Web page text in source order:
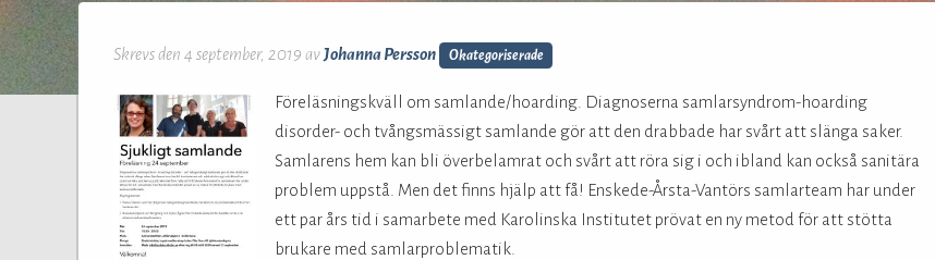
Skrevs den 4 september, 2019 avJohanna Persson Okategoriserade
Föreläsningskväll om samlande/hoarding. Diagnoserna samlarsyndrom-hoarding
disorder- och tvångsmässigt samlande gör att den drabbade har svårt att slänga saker.
Samlarens hem kan bli överbelamrat och svårt att röra sig i och ibland kan också sanitära
problem uppstå. Men det finns hjälp att få! Enskede-Årsta-Vantörs samlarteam har under
ett par års tid i samarbete med Karolinska Institutet prövat en ny metod för att stötta
brukare med samlarproblematik.